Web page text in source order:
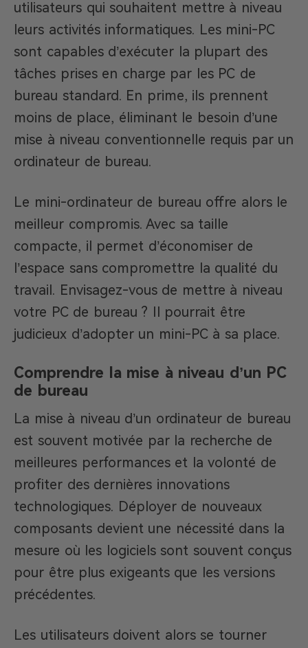
utilisateurs qui souhaitent mettre à niveau
leurs activités informatiques. Les mini-PC
sont capables d’exécuter la plupart des
tâches prises en charge par les PC de
bureau standard. En prime, ils prennent
moins de place, éliminant le besoin d’une
mise à niveau conventionnelle requis par un
ordinateur de bureau.
Le mini-ordinateur de bureau offre alors le
meilleur compromis. Avec sa taille
compacte, il permet d’économiser de
l’espace sans compromettre la qualité du
travail. Envisagez-vous de mettre à niveau
votre PC de bureau ? Il pourrait être
judicieux d’adopter un mini-PC à sa place.
Comprendre la mise à niveau d’un PC
de bureau
La mise à niveau d’un ordinateur de bureau
est souvent motivée par la recherche de
meilleures performances et la volonté de
profiter des dernières innovations
technologiques. Déployer de nouveaux
composants devient une nécessité dans la
mesure où les logiciels sont souvent conçus
pour être plus exigeants que les versions
précédentes.
Les utilisateurs doivent alors se tourner